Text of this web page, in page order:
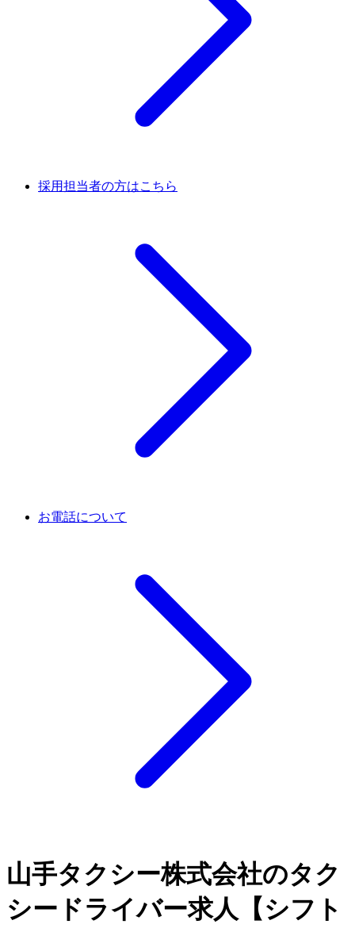
採用担当者の方はこちら
お電話について
山手タクシー株式会社のタク
シードライバー求人【シフト